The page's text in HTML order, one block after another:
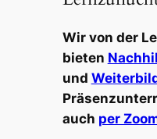
Wir von der
bieten
und
auch per